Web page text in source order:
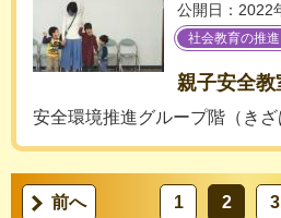
公開日：2022
社会教育の推進
親子安全教
安全環境推進グループ階（きざ
前へ 1 2 3